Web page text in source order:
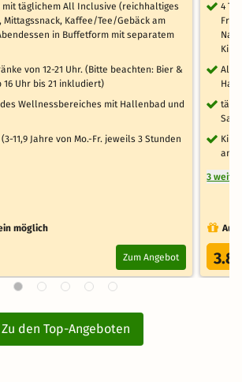
mit täglichem All Inclusive (reichhaltiges
Mittagssnack, Kaffee/Tee/Gebäck am
in Buffetform mit separatem
von 12-21 Uhr. (Bitte beachten: Bier &
Uhr bis 21 inkludiert)
Wellnessbereiches mit Hallenbad und
11,9 Jahre von Mo.-Fr. jeweils 3 Stunden
möglich
Zum Angebot
4
am
3
3.8
Zu den Top-Angeboten